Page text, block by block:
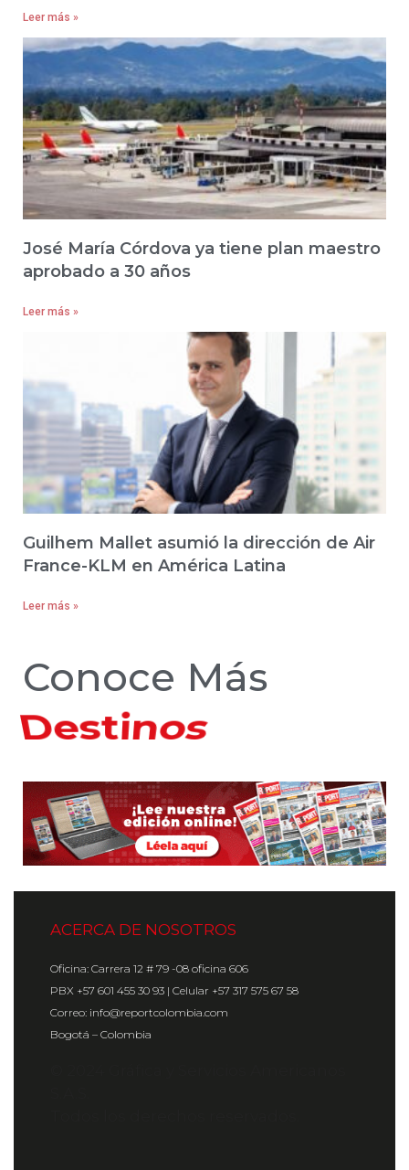
Leer más »
José María Córdova ya tiene plan maestro
aprobado a 30 años
Leer más »
Guilhem Mallet asumió la dirección de Air
France-KLM en América Latina
Leer más »
Conoce Más
Hoteles
ACERCA DE NOSOTROS
Oficina: Carrera 12 # 79 -08 oficina 606
PBX +57 601 455 30 93 | Celular +57 317 575 67 58
Correo: info@reportcolombia.com
Bogotá – Colombia